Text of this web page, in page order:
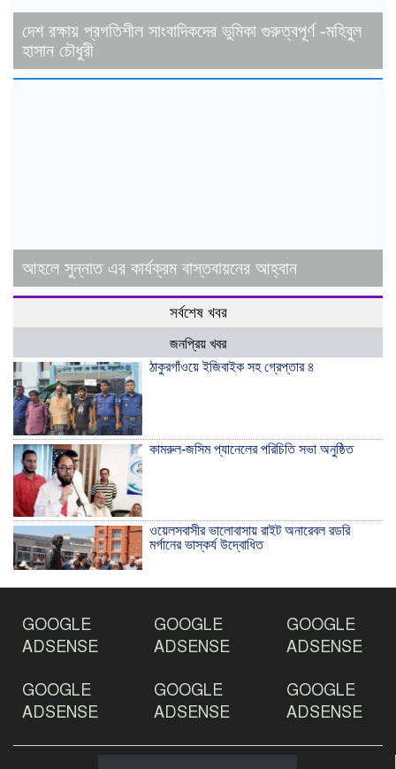
দেশ রক্ষায় প্রগতিশীল সাংবাদিকদের ভুমিকা গুরুত্বপূর্ণ -মহিবুল
হাসান চৌধুরী
আহলে সুন্নাত এর কার্যক্রম বাস্তবায়নের আহ্বান
সর্বশেষ খবর
জনপ্রিয় খবর
ঠাকুরগাঁওয়ে ইজিবাইক সহ গ্রেপ্তার ৪
কামরুল-জসিম প্যানেলের পরিচিতি সভা অনুষ্ঠিত
ওয়েলসবাসীর ভালোবাসায় রাইট অনারেবল রডরি
মর্গানের ভাস্কর্য উদ্বোধিত
দেশ রক্ষায় প্রগতিশীল সাংবাদিকদের ভুমিকা গুরুত্বপূর্ণ
-মহিবুল হাসান চৌধুরী
GOOGLE
ADSENSE
GOOGLE
ADSENSE
GOOGLE
ADSENSE
GOOGLE
ADSENSE
GOOGLE
ADSENSE
GOOGLE
ADSENSE